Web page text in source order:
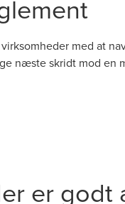
med at
næste skridt mod en
er godt